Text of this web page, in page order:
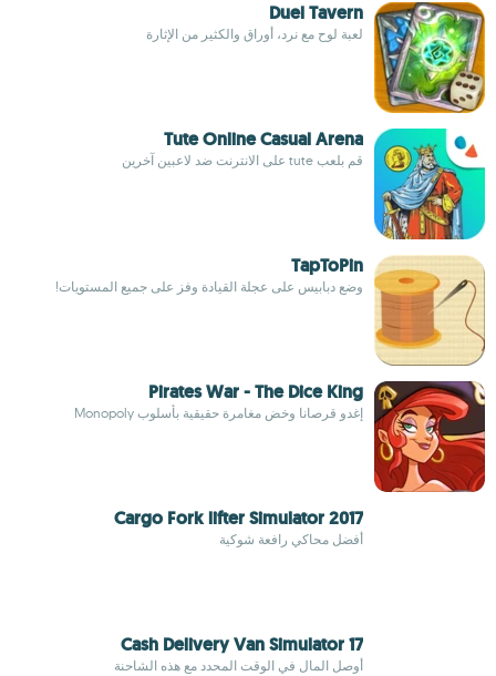
Duel Tavern
لعبة لوح مع نرد، أوراق والكثير من الإثارة
Tute Online Casual Arena
قم بلعب tute على الانترنت ضد لاعبين آخرين
TapToPin
وضع دبابيس على عجلة القيادة وفز على جميع المستويات!
Pirates War - The Dice King
إغدو قرصانا وخض مغامرة حقيقية بأسلوب Monopoly
Cargo Fork lifter Simulator 2017
أفضل محاكي رافعة شوكية
Cash Delivery Van Simulator 17
أوصل المال في الوقت المحدد مع هذه الشاحنة